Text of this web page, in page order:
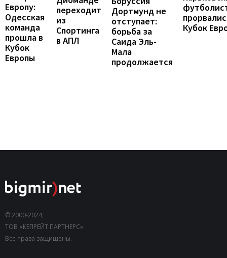
Европу:
Одесская
команда
прошла в
Кубок
Европы
переходит
из
Спортинга
в АПЛ
Дортмунд не
отступает:
борьба за
Саида Эль-
Мала
продолжается
Кубок
© 2000-2024,
ТОВ «КЕПРЕЙТ ПАРТНЕРС».
Все права защищены.